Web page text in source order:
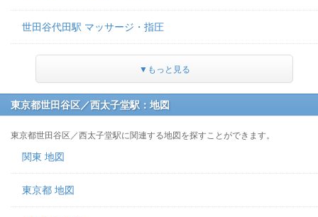
世田谷代田駅 マッサージ・指圧
▼もっと見る
東京都世田谷区／西太子堂駅：地図
東京都世田谷区／西太子堂駅に関連する地図を探すことができます。
関東 地図
東京都 地図